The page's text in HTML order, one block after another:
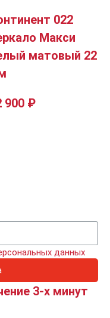
022
Макси
матовый 22
900 ₽
данных
3-х минут